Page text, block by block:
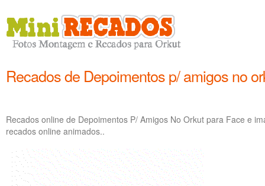
Recados de Depoimentos p/ amigos no
Recados online de Depoimentos P/ Amigos No Orkut para Face e
recados online animados..